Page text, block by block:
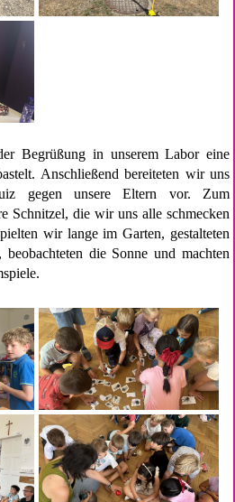
Begrüßung in unserem Labor eine
Anschließend bereiteten wir uns
gegen unsere Eltern vor. Zum
Schnitzel, die wir uns alle schmecken
wir lange im Garten, gestalteten
die Sonne und machten